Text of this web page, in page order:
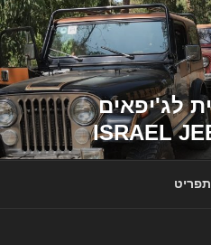
לג'יפאים
תפריט